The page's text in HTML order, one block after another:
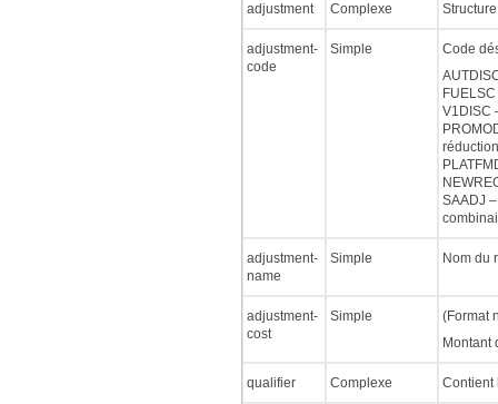
adjustment Complexe
adjustment-
code
Simple
Code
V1DISC
SAADJ
adjustment-
name
Simple Nom du
adjustment-
cost
Simple
(Format
Montant
qualifier Complexe Contient